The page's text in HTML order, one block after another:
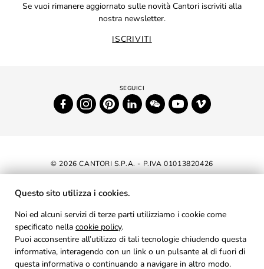
Se vuoi rimanere aggiornato sulle novità Cantori iscriviti alla
nostra newsletter.
ISCRIVITI
© 2026 CANTORI S.P.A. - P.IVA 01013820426
DICHIARAZIONE DI ACCESSIBILITÀ
AREA RISERVATA
PRIVACY
COOKIES
Questo sito utilizza i cookies.
Noi ed alcuni servizi di terze parti utilizziamo i cookie come
specificato nella cookie policy.
Puoi acconsentire all’utilizzo di tali tecnologie chiudendo questa
informativa, interagendo con un link o un pulsante al di fuori di
questa informativa o continuando a navigare in altro modo.